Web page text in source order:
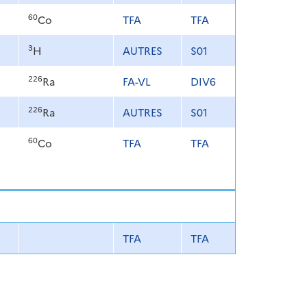
60Co TFA TFA
3H AUTRES S01
226Ra FA-VL DIV6
226Ra AUTRES S01
60Co TFA TFA
TFA TFA